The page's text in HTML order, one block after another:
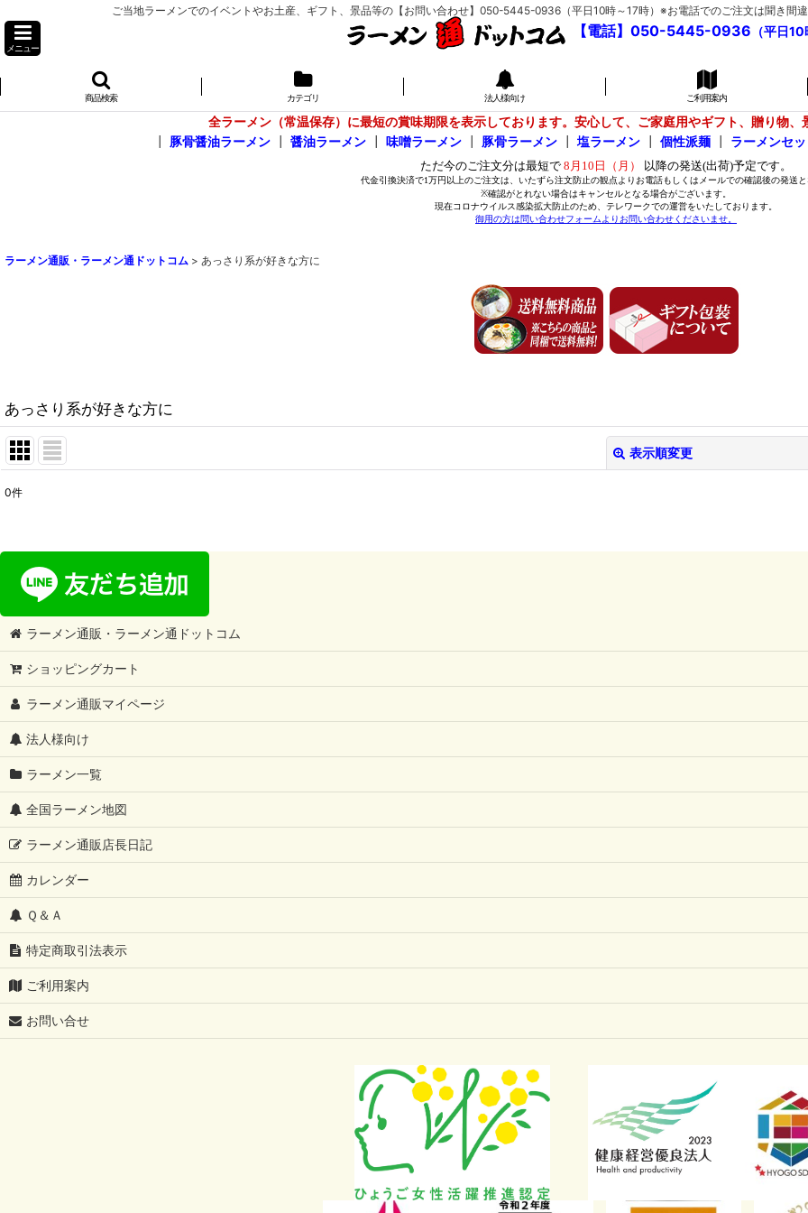
ご当地ラーメンでのイベントやお土産、ギフト、景品等の【お問い合わせ】050-5445-0936（平日10時～17時）※お電話でのご注文は聞き間
メニュー
【電話】050-5445-0936 （平日
商品検索 カテゴリ 法人様向け ご利用案内
全ラーメン（常温保存）に最短の賞味期限を表示しております。安心して、ご家庭用やギフト、贈り物
豚骨醤油ラーメン 醤油ラーメン 味噌ラーメン 豚骨ラーメン 塩ラーメン 個性派麺 ラーメンセ
ラーメン通販・ラーメン通ドットコム > あっさり系が好きな方に
あっさり系が好きな方に
表示順変更
並び順:
0件
ラーメン通販・ラーメン通ドットコム
ショッピングカート
ラーメン通販マイページ
法人様向け
ラーメン一覧
全国ラーメン地図
ラーメン通販店長日記
カレンダー
Ｑ＆Ａ
特定商取引法表示
ご利用案内
お問い合せ